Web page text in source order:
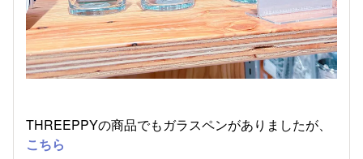
THREEPPYの商品でもガラスペンがありましたが、
こちら